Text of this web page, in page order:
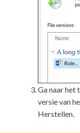
Ga naar het
versie van
Herstellen.